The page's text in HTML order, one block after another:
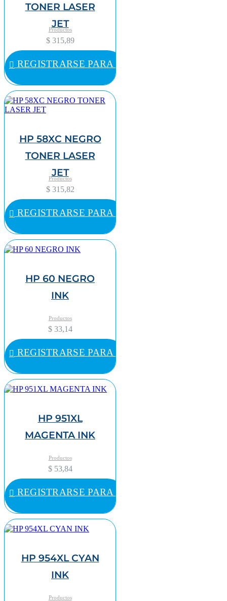
TONER LASER
JET
Productos
$ 315,89
REGISTRARSE PARA COMPRAR
HP 58XC NEGRO
TONER LASER
JET
Productos
$ 315,82
REGISTRARSE PARA COMPRAR
HP 60 NEGRO
INK
Productos
$ 33,14
REGISTRARSE PARA COMPRAR
HP 951XL
MAGENTA INK
Productos
$ 53,84
REGISTRARSE PARA COMPRAR
HP 954XL CYAN
INK
Productos